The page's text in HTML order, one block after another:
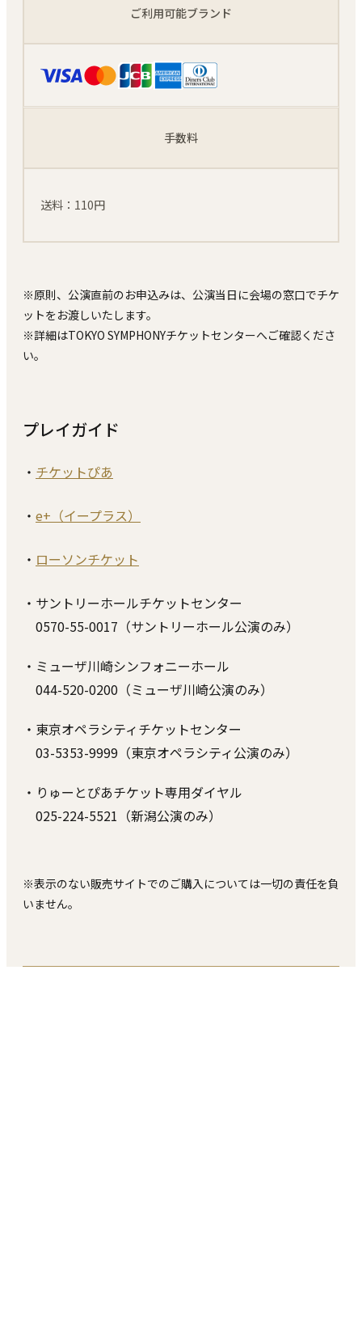
ご利用可能ブランド
手数料
送料：110円
※原則、公演直前のお申込みは、公演当⽇に会場の窓⼝でチケ
ットをお渡しいたします。
※詳細はTOKYO SYMPHONYチケットセンターへご確認くださ
い。
プレイガイド
・ チケットぴあ
・ e+（イープラス）
・ ローソンチケット
・サントリーホールチケットセンター
0570-55-0017（サントリーホール公演のみ）
・ミューザ川崎シンフォニーホール
044-520-0200（ミューザ川崎公演のみ）
・東京オペラシティチケットセンター
03-5353-9999（東京オペラシティ公演のみ）
・りゅーとぴあチケット専用ダイヤル
025-224-5521（新潟公演のみ）
※表示のない販売サイトでのご購入については一切の責任を負
いません。